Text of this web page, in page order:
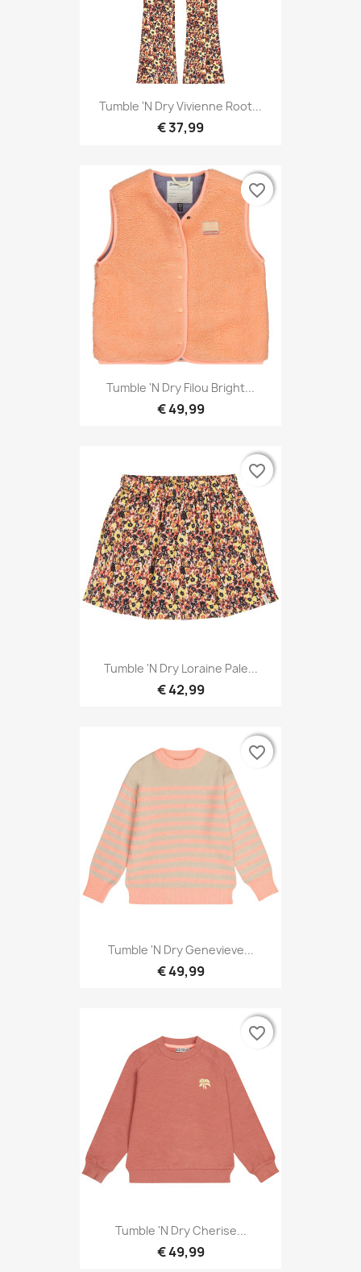
Tumble 'N Dry Vivienne Root...
€ 37,99
Tumble 'N Dry Filou Bright...
€ 49,99
favorite_border
favorite_border
Tumble 'N Dry Loraine Pale...
€ 42,99
favorite_border
favorite_border
Tumble 'N Dry Genevieve...
€ 49,99
favorite_border
favorite_border
Tumble 'N Dry Cherise...
€ 49,99
favorite_border
favorite_border